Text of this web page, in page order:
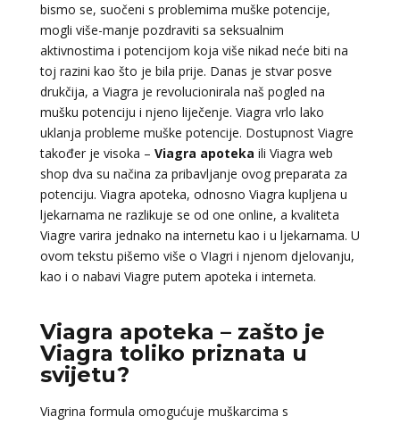
bismo se, suočeni s problemima muške potencije,
mogli više-manje pozdraviti sa seksualnim
aktivnostima i potencijom koja više nikad neće biti na
toj razini kao što je bila prije. Danas je stvar posve
drukčija, a Viagra je revolucionirala naš pogled na
mušku potenciju i njeno liječenje. Viagra vrlo lako
uklanja probleme muške potencije. Dostupnost Viagre
također je visoka – Viagra apoteka ili Viagra web
shop dva su načina za pribavljanje ovog preparata za
potenciju. Viagra apoteka, odnosno Viagra kupljena u
ljekarnama ne razlikuje se od one online, a kvaliteta
Viagre varira jednako na internetu kao i u ljekarnama. U
ovom tekstu pišemo više o VIagri i njenom djelovanju,
kao i o nabavi Viagre putem apoteka i interneta.
Viagra apoteka – zašto je
Viagra toliko priznata u
svijetu?
Viagrina formula omogućuje muškarcima s